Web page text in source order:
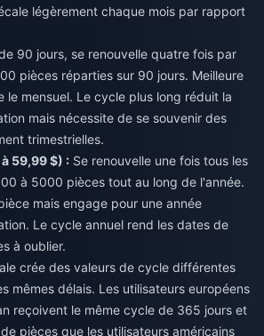
légèrement chaque mois par rapport
90 jours, se renouvelle quatre fois par
pièces réparties sur 90 jours. Meilleure
le mensuel. Le cycle plus long réduit la
mais nécessite de se souvenir des
trimestrielles.
59,99 $) : Se renouvelle une fois tous les
à 5000 pièces tout au long de l'année.
mais engage pour une année
Le cycle annuel rend les dates de
à oublier.
crée des valeurs de cycle différentes
mêmes délais. Les utilisateurs européens
reçoivent le même cycle de 365 jours et
pièces que les utilisateurs américains